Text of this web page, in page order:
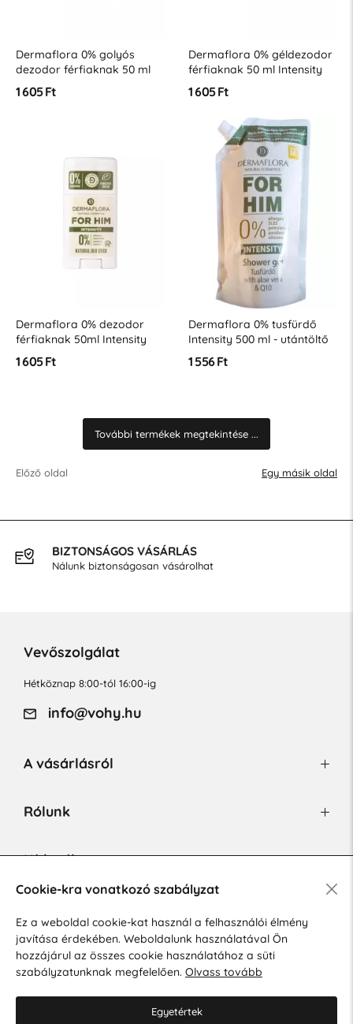
Dermaflora 0% golyós
dezodor férfiaknak 50 ml
Intensity
1 605 Ft
Dermaflora 0% géldezodor
férfiaknak 50 ml Intensity
1 605 Ft
Dermaflora 0% dezodor
férfiaknak 50ml Intensity
1 605 Ft
Dermaflora 0% tusfürdő
Intensity 500 ml - utántöltő
1 556 Ft
További termékek megtekintése ...
Előző oldal Egy másik oldal
INGYENES SZÁLLÍTÁS
40.000 Ft feletti vásárlás esetén
Vevőszolgálat
Hétköznap 8:00-tól 16:00-ig
info@vohy.hu
A vásárlásról
Rólunk
Hírlevél
Hozzájárulok a személyes adatok marketing célú kezeléséhez.
Személyes adatok védelmére vonatkozó szabályzat.
Cookie-kra vonatkozó szabályzat
Ez a weboldal cookie-kat használ a felhasználói élmény
javítása érdekében. Weboldalunk használatával Ön
hozzájárul az összes cookie használatához a süti
szabályzatunknak megfelelően. Olvass tovább
Egyetértek